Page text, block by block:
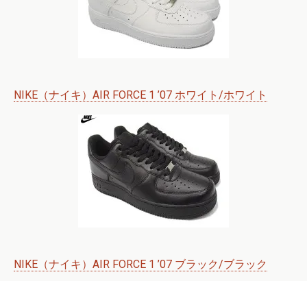
NIKE（ナイキ）AIR FORCE 1 ’07 ホワイト/ホワイト
NIKE（ナイキ）AIR FORCE 1 ’07 ブラック/ブラック